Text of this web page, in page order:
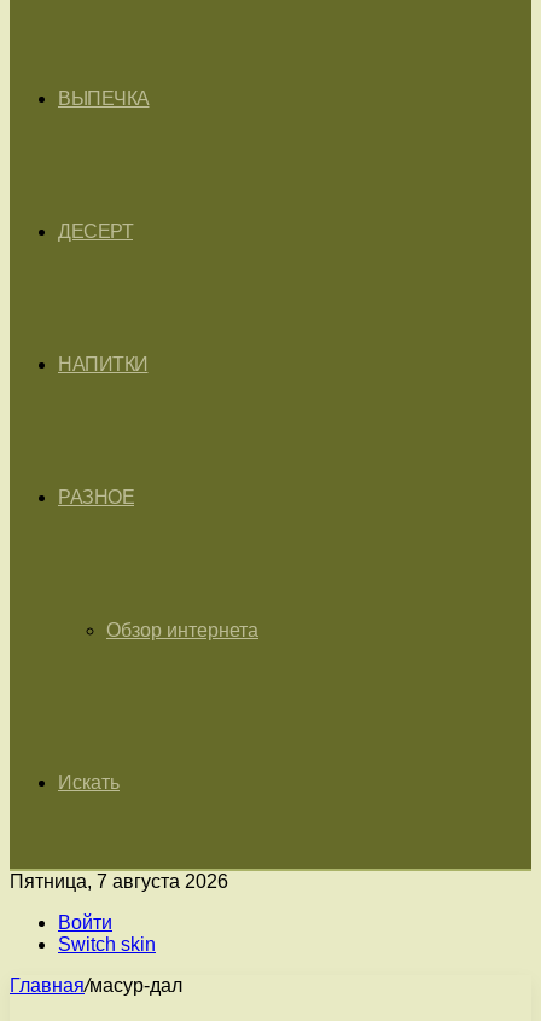
ВЫПЕЧКА
ДЕСЕРТ
НАПИТКИ
РАЗНОЕ
Обзор интернета
Искать
Пятница, 7 августа 2026
Войти
Switch skin
Главная/масур-дал